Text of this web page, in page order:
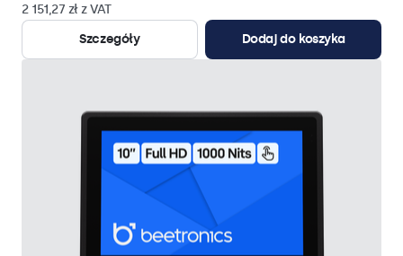
2 151,27 zł z VAT
Szczegóły
Dodaj do koszyka